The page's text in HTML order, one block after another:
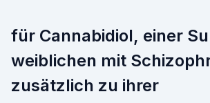
für Cannabidiol, einer
weiblichen mit
zusätzlich zu ihrer